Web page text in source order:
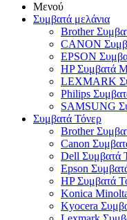
Μενού
Συμβατά μελάνια
Brother
CANON
EPSON
HP Συμβατά
LEXMARK
Philips
SAMSUNG
Συμβατά Τόνερ
Brother
Canon
Dell Συμβατά
Epson
HP Συμβατά
Konica
Kyocera